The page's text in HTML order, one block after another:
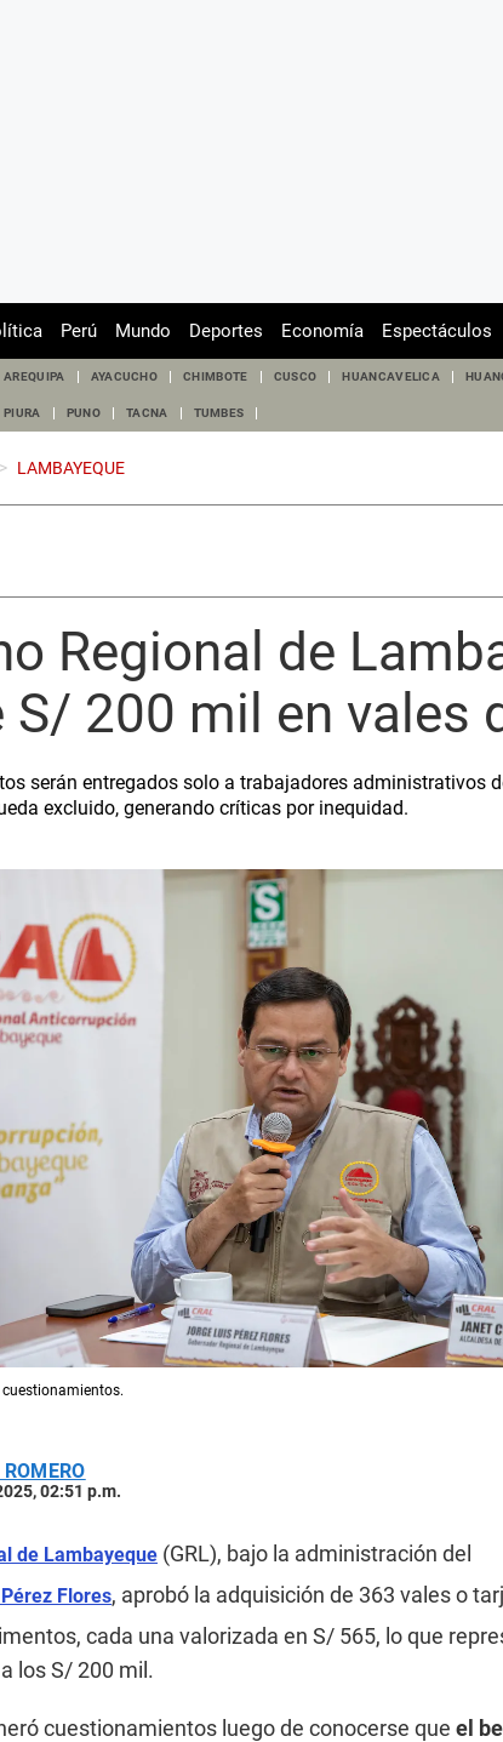
Perú Mundo Deportes Economía Espectáculos
AREQUIPA AYACUCHO CHIMBOTE CUSCO HUANCAVELICA
PIURA PUNO TACNA TUMBES
> LAMBAYEQUE
Regional de
S/ 200 mil en vales
serán entregados solo a trabajadores administrativos
excluido, generando críticas por inequidad.
cuestionamientos.
02:51 p.m.
de Lambayeque (GRL), bajo la administración del
Flores, aprobó la adquisición de 363 vales o
cada una valorizada en S/ 565, lo que
los S/ 200 mil.
cuestionamientos luego de conocerse que el